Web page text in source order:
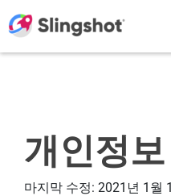
개인정
마지막 수정: 2021년 1월